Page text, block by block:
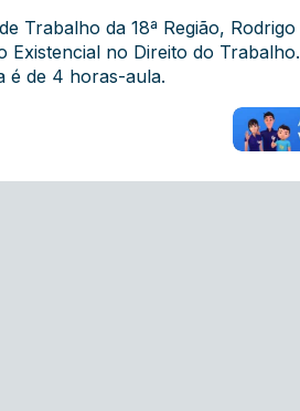
Trabalho da 18ª Região, Rodrigo
Existencial no Direito do Trabalho.
é de 4 horas-aula.